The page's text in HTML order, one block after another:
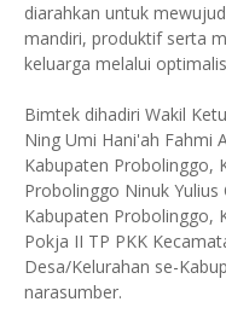
diarahkan untuk
mandiri, produktif serta
keluarga melalui
Bimtek dihadiri Wakil
Ning Umi Hani'ah Fahmi
Kabupaten Probolinggo,
Probolinggo Ninuk
Kabupaten Probolinggo,
Pokja II TP PKK
Desa/Kelurahan se-
narasumber.